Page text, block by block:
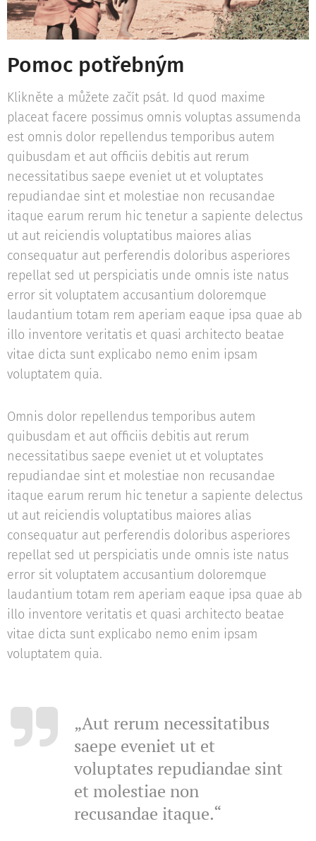
Pomoc potřebným
Klikněte a můžete začít psát. Id quod maxime
placeat facere possimus omnis voluptas assumenda
est omnis dolor repellendus temporibus autem
quibusdam et aut officiis debitis aut rerum
necessitatibus saepe eveniet ut et voluptates
repudiandae sint et molestiae non recusandae
itaque earum rerum hic tenetur a sapiente delectus
ut aut reiciendis voluptatibus maiores alias
consequatur aut perferendis doloribus asperiores
repellat sed ut perspiciatis unde omnis iste natus
error sit voluptatem accusantium doloremque
laudantium totam rem aperiam eaque ipsa quae ab
illo inventore veritatis et quasi architecto beatae
vitae dicta sunt explicabo nemo enim ipsam
voluptatem quia.
Omnis dolor repellendus temporibus autem
quibusdam et aut officiis debitis aut rerum
necessitatibus saepe eveniet ut et voluptates
repudiandae sint et molestiae non recusandae
itaque earum rerum hic tenetur a sapiente delectus
ut aut reiciendis voluptatibus maiores alias
consequatur aut perferendis doloribus asperiores
repellat sed ut perspiciatis unde omnis iste natus
error sit voluptatem accusantium doloremque
laudantium totam rem aperiam eaque ipsa quae ab
illo inventore veritatis et quasi architecto beatae
vitae dicta sunt explicabo nemo enim ipsam
voluptatem quia.
„Aut rerum necessitatibus
saepe eveniet ut et
voluptates repudiandae sint
et molestiae non
recusandae itaque.“